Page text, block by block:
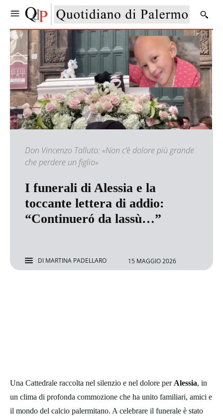
Don Vincenzo Talluto: «Non c’è dolore più grande
che perdere un figlio»
I funerali di Alessia e la
toccante lettera di addio:
“Continueró da lassù…”
DI MARTINA PADELLARO 15 MAGGIO 2026
Una Cattedrale raccolta nel silenzio e nel dolore per Alessia, in
un clima di profonda commozione che ha unito familiari, amici e
il mondo del calcio palermitano. A celebrare il funerale è stato